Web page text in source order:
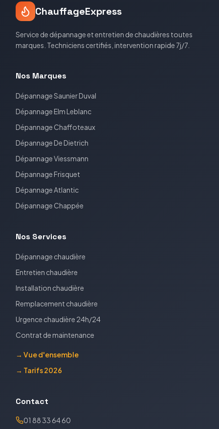
ChauffageExpress
Service de dépannage et entretien de chaudières toutes
marques. Techniciens certifiés, intervention rapide 7j/7.
Nos Marques
DépannageSaunier Duval
DépannageElm Leblanc
Dépannage Chaffoteaux
DépannageDe Dietrich
DépannageViessmann
DépannageFrisquet
DépannageAtlantic
Dépannage Chappée
Nos Services
Dépannage chaudière
Entretien chaudière
Installation chaudière
Remplacement chaudière
Urgence chaudière 24h/24
Contrat de maintenance
→ Vue d'ensemble
→ Tarifs 2026
Contact
01 88 33 64 60